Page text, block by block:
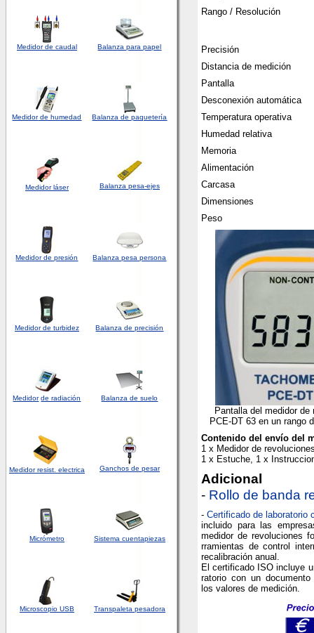
Medidor de caudal Balanza para papel
Medidorde humedad Balanza de paquetería
Medidor láser Balanza pesa-ejes
Medidor de presión Balanza pesa persona
Medidor de turbidez Balanza de precisión
Medidor de radiación Balanza de suelo
Medidorresist. electrica Ganchos de pesar
Micrómetro Sistema cuentapiezas
Microscopio USB Transpaleta pesadora
Rango / Resolución
Precisión
Distancia de medición
Pantalla
Desconexión automática
Temperatura operativa
Humedad relativa
Memoria
Alimentación
Carcasa
Dimensiones
Peso
Pantalla del medidor
PCE-DT 63 en un rango
Contenido del envío del
1 x Medidor de
1 x Estuche, 1 x
Adicional
- Rollo de banda
- Certificado de laboratorio
incluido para las
medidor de revoluciones
rramientas de control
recalibración anual.
El certificado ISO incluye
ratorio con un
los valores de medición.